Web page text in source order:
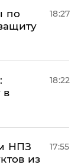
по
18:27
в
18:22
НПЗ
из
17:55